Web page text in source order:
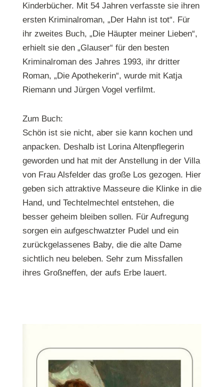
Kinderbücher. Mit 54 Jahren verfasste sie ihren
ersten Kriminalroman, „Der Hahn ist tot“. Für
ihr zweites Buch, „Die Häupter meiner Lieben“,
erhielt sie den „Glauser“ für den besten
Kriminalroman des Jahres 1993, ihr dritter
Roman, „Die Apothekerin“, wurde mit Katja
Riemann und Jürgen Vogel verfilmt.
Zum Buch:
Schön ist sie nicht, aber sie kann kochen und
anpacken. Deshalb ist Lorina Altenpflegerin
geworden und hat mit der Anstellung in der Villa
von Frau Alsfelder das große Los gezogen. Hier
geben sich attraktive Masseure die Klinke in die
Hand, und Techtelmechtel entstehen, die
besser geheim bleiben sollen. Für Aufregung
sorgen ein aufgeschwatzter Pudel und ein
zurückgelassenes Baby, die die alte Dame
sichtlich neu beleben. Sehr zum Missfallen
ihres Großneffen, der aufs Erbe lauert.